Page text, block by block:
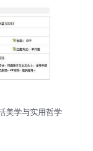
美学与实用哲学